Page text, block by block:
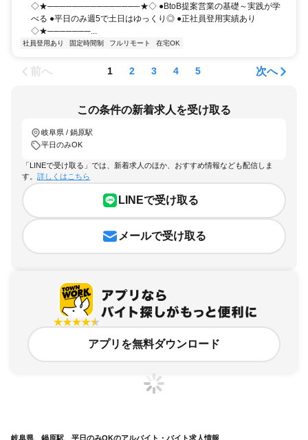
◇★───────────────★◇ ●BtoB提案営業の基礎～実践が学
べる ●平日のみ週5で土日はゆっくり◎ ●正社員登用実績あり
◇★───────...
社員登用あり 固定時間制 フルリモート 在宅OK
前へ 1 2 3 4 5 次へ
この条件の新着求人を受け取る
岐阜県 / 鍋原駅
平日のみOK
「LINEで受け取る」では、新着求人のほか、おすすめ情報なども配信しま
す。 詳しくはこちら
LINEで受け取る
メールで受け取る
アプリを無料ダウンロード
岐阜県、鍋原駅、平日のみOKのアルバイト・バイト求人情報